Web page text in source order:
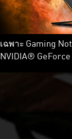
เฉพาะ Gaming
NVIDIA®